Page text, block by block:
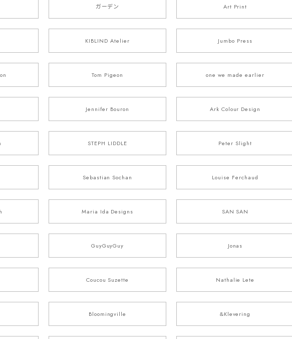
ガーデン Art Print
KIBLIND Atelier Jumbo Press
Tom Pigeon one we made earlier
Jennifer Bouron Ark Colour Design
STEPH LIDDLE Peter Slight
Sebastian Sochan Louise Ferchaud
Maria Ida Designs SAN SAN
GuyGuyGuy Jonas
Coucou Suzette Nathalie Lete
Bloomingville &Klevering